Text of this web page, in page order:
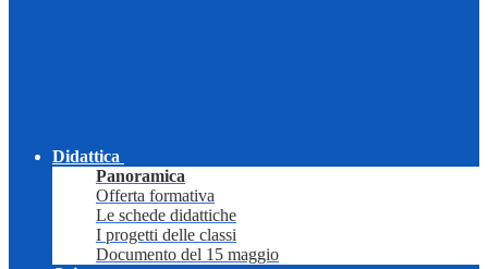
Didattica
Panoramica
Offerta formativa
Le schede didattiche
I progetti delle classi
Documento del 15 maggio